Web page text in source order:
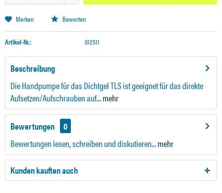
Merken Bewerten
Artikel-Nr.: 012511
Beschreibung
Die Handpumpe für das Dichtgel TLS ist geeignet für das direkte
Aufsetzen/Aufschrauben auf...mehr
Bewertungen
0
Bewertungen lesen, schreiben und diskutieren...mehr
Kunden kauften auch